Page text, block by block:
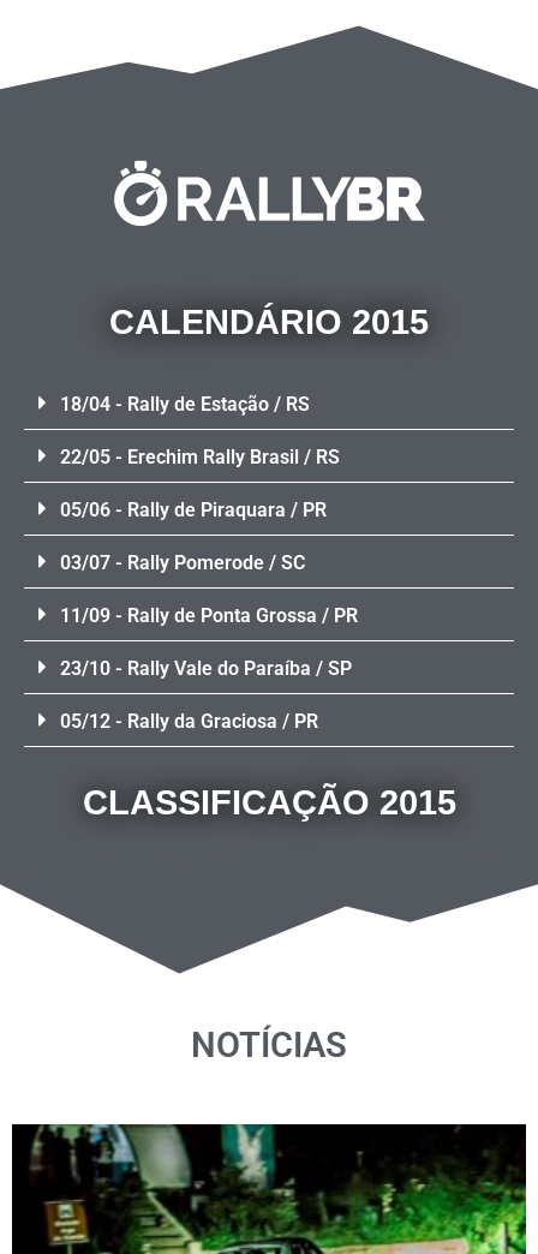
CALENDÁRIO 2015
18/04 - Rally de Estação / RS
22/05 - Erechim Rally Brasil / RS
05/06 - Rally de Piraquara / PR
03/07 - Rally Pomerode / SC
11/09 - Rally de Ponta Grossa / PR
23/10 - Rally Vale do Paraíba / SP
05/12 - Rally da Graciosa / PR
CLASSIFICAÇÃO 2015
NOTÍCIAS